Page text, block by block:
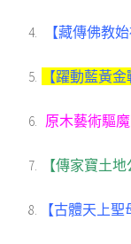
【藏傳佛教
【躍動藍黃
原木藝術驅
【傳家寶土
【古體天上